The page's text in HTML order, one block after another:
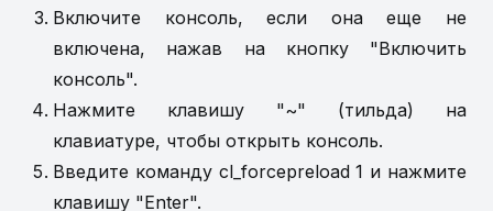
Включите консоль, если она еще не
включена, нажав на кнопку "Включить
консоль".
Нажмите клавишу "~" (тильда) на
клавиатуре, чтобы открыть консоль.
Введите команду cl_forcepreload 1 и нажмите
клавишу "Enter".